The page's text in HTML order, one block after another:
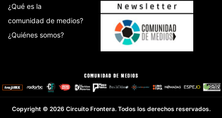
¿Qué es la
comunidad de medios?
¿Quiénes somos?
Copyright © 2026 Circuito Frontera. Todos los derechos reservados.